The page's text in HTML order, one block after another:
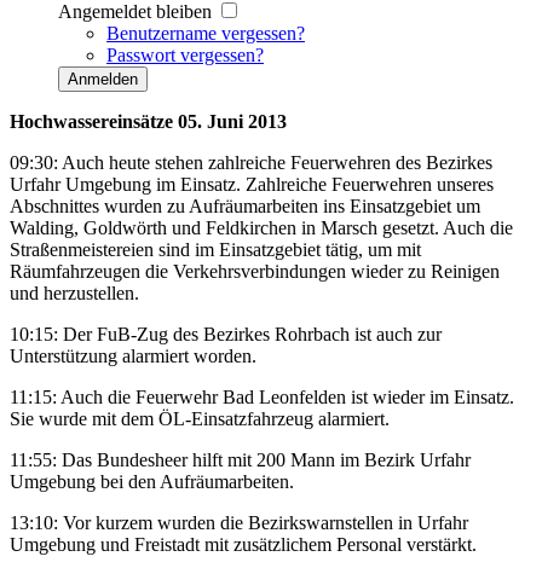
Angemeldet bleiben
Benutzername vergessen?
Passwort vergessen?
Anmelden
Hochwassereinsätze 05. Juni 2013
09:30: Auch heute stehen zahlreiche Feuerwehren des Bezirkes
Urfahr Umgebung im Einsatz. Zahlreiche Feuerwehren unseres
Abschnittes wurden zu Aufräumarbeiten ins Einsatzgebiet um
Walding, Goldwörth und Feldkirchen in Marsch gesetzt. Auch die
Straßenmeistereien sind im Einsatzgebiet tätig, um mit
Räumfahrzeugen die Verkehrsverbindungen wieder zu Reinigen
und herzustellen.
10:15: Der FuB-Zug des Bezirkes Rohrbach ist auch zur
Unterstützung alarmiert worden.
11:15: Auch die Feuerwehr Bad Leonfelden ist wieder im Einsatz.
Sie wurde mit dem ÖL-Einsatzfahrzeug alarmiert.
11:55: Das Bundesheer hilft mit 200 Mann im Bezirk Urfahr
Umgebung bei den Aufräumarbeiten.
13:10: Vor kurzem wurden die Bezirkswarnstellen in Urfahr
Umgebung und Freistadt mit zusätzlichem Personal verstärkt.